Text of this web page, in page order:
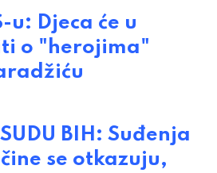
u: Djeca će u
o "herojima"
BIH: Suđenja
se otkazuju,